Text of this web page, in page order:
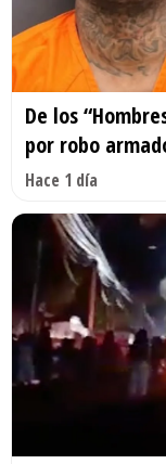
De los
por robo
Hace 1 día